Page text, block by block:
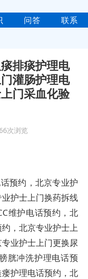
问答 联系
排痰护理电
灌肠护理电
门采血化验
次浏览
预约，北京专业护
护士上门换药拆线
维护电话预约，北
，北京专业护士上
业护士上门更换尿
胱冲洗护理电话预
护理电话预约，北